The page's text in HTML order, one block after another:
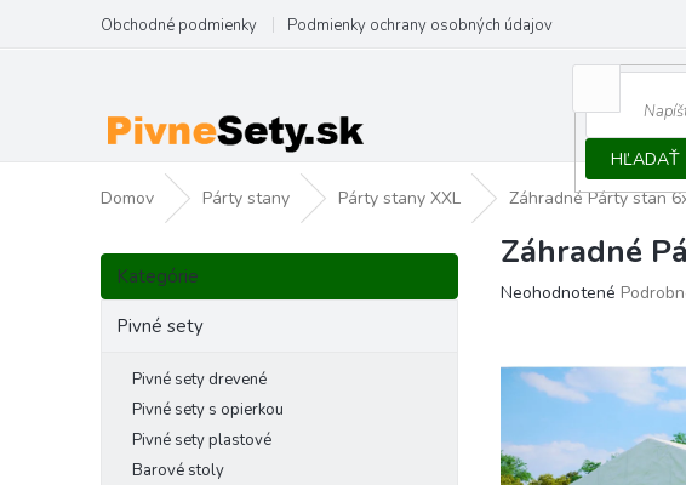
obsah
Obchodné podmienky Podmienky ochrany osobných údajov
HĽADAŤ
Domov Párty stany Párty stany XXL Záhradné Párty stan
B
č
Preskočiť
kategórie
Kategórie
Pivné sety
Pivné sety drevené
Pivné sety s opierkou
Pivné sety plastové
Barové stoly
Záhradné
Priemerné
je
0,0
hviezdičiek.
Neohodnotené